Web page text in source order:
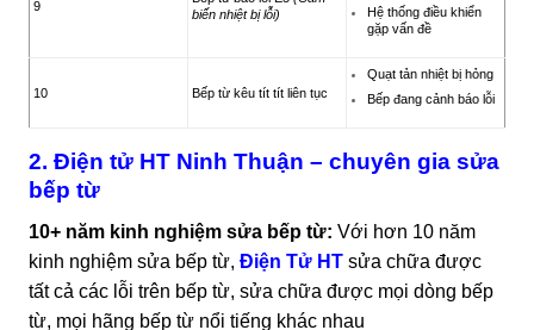
9
biến nhiệt bị lỗi)
Hệ thống điều khiển
gặp vấn đề
10 Bếp từ kêu tít tít liên tục
Quạt tản nhiệt bị hỏng
Bếp đang cảnh báo lỗi
2. Điện tử HT Ninh Thuận – chuyên gia sửa
bếp từ
10+ năm kinh nghiệm sửa bếp từ: Với hơn 10 năm
kinh nghiệm sửa bếp từ, Điện Tử HT sửa chữa được
tất cả các lỗi trên bếp từ, sửa chữa được mọi dòng bếp
từ, mọi hãng bếp từ nổi tiếng khác nhau